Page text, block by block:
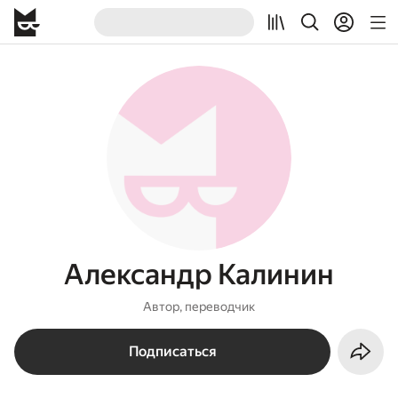
Александр Калинин
Автор, переводчик
Подписаться